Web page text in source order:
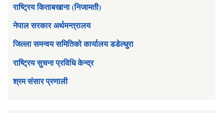
राष्ट्रिय किताबखाना (निजामती)
नेपाल सरकार अर्थमन्त्रालय
जिल्ला समन्वय समितिको कार्यालय डडेल्धुरा
राष्ट्रिय सुचना प्रविधि केन्द्र
श्रम संसार प्रणाली